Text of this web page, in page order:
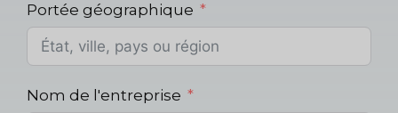
Portée géographique
Nom de l'entreprise